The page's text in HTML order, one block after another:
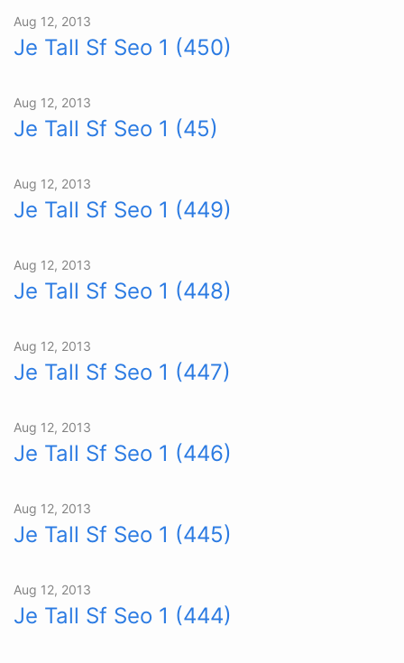
Aug 12, 2013
Je Tall Sf Seo 1 (450)
Aug 12, 2013
Je Tall Sf Seo 1 (45)
Aug 12, 2013
Je Tall Sf Seo 1 (449)
Aug 12, 2013
Je Tall Sf Seo 1 (448)
Aug 12, 2013
Je Tall Sf Seo 1 (447)
Aug 12, 2013
Je Tall Sf Seo 1 (446)
Aug 12, 2013
Je Tall Sf Seo 1 (445)
Aug 12, 2013
Je Tall Sf Seo 1 (444)